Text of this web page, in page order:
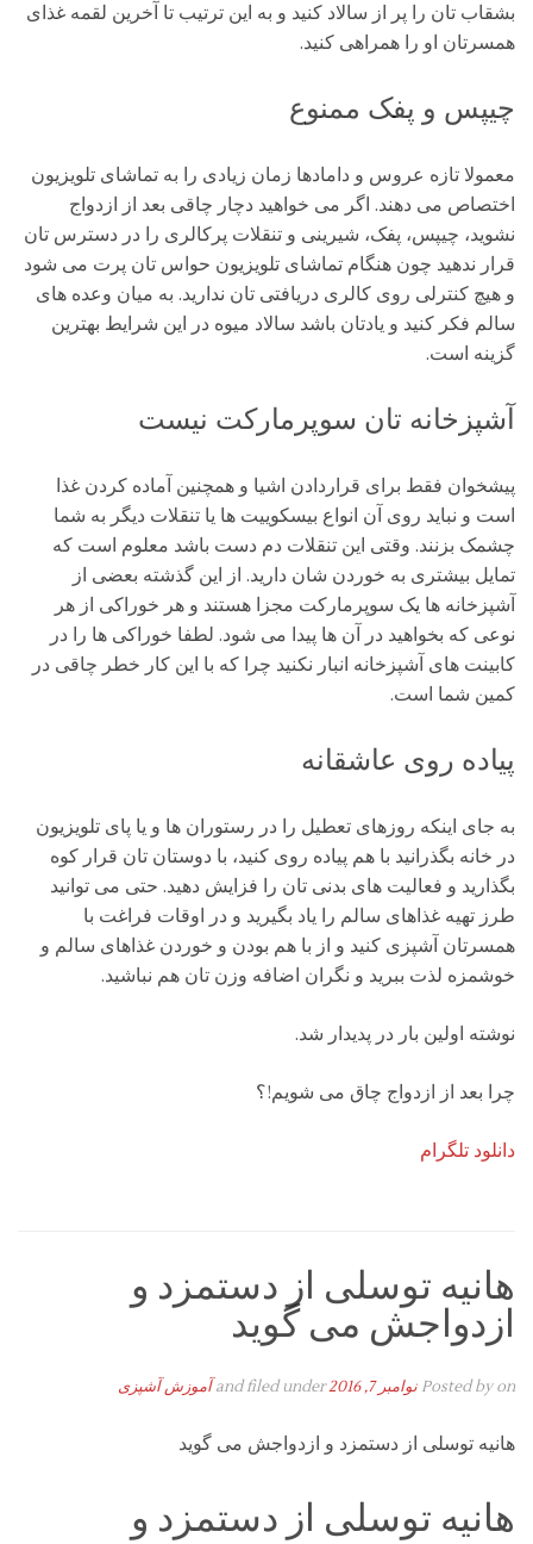
بشقاب تان را پر از سالاد کنید و به این ترتیب تا آخرین لقمه غذای
همسرتان او را همراهی کنید.
چیپس و پفک ممنوع
معمولا تازه عروس و دامادها زمان زیادی را به تماشای تلویزیون
اختصاص می دهند. اگر می خواهید دچار چاقی بعد از ازدواج
نشوید، چیپس، پفک، شیرینی و تنقلات پرکالری را در دسترس تان
قرار ندهید چون هنگام تماشای تلویزیون حواس تان پرت می شود
و هیچ کنترلی روی کالری دریافتی تان ندارید. به میان وعده های
سالم فکر کنید و یادتان باشد سالاد میوه در این شرایط بهترین
گزینه است.
آشپزخانه تان سوپرمارکت نیست
پیشخوان فقط برای قراردادن اشیا و همچنین آماده کردن غذا
است و نباید روی آن انواع بیسکوییت ها یا تنقلات دیگر به شما
چشمک بزنند. وقتی این تنقلات دم دست باشد معلوم است که
تمایل بیشتری به خوردن شان دارید. از این گذشته بعضی از
آشپزخانه ها یک سوپرمارکت مجزا هستند و هر خوراکی از هر
نوعی که بخواهید در آن ها پیدا می شود. لطفا خوراکی ها را در
کابینت های آشپزخانه انبار نکنید چرا که با این کار خطر چاقی در
کمین شما است.
پیاده روی عاشقانه
به جای اینکه روزهای تعطیل را در رستوران ها و یا پای تلویزیون
در خانه بگذرانید با هم پیاده روی کنید، با دوستان تان قرار کوه
بگذارید و فعالیت های بدنی تان را فزایش دهید. حتی می توانید
طرز تهیه غذاهای سالم را یاد بگیرید و در اوقات فراغت با
همسرتان آشپزی کنید و از با هم بودن و خوردن غذاهای سالم و
خوشمزه لذت ببرید و نگران اضافه وزن تان هم نباشید.
نوشته اولین بار در پدیدار شد.
چرا بعد از ازدواج چاق می شویم!؟
دانلود تلگرام
هانیه توسلی از دستمزد و
ازدواجش می گوید
Posted byon نوامبر 7, 2016 and filed under آموزش آشپزی
هانیه توسلی از دستمزد و ازدواجش می گوید
هانیه توسلی از دستمزد و